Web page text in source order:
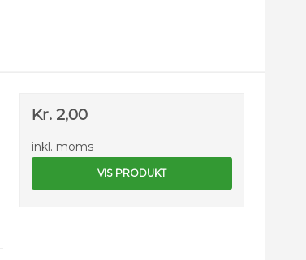
Kr. 2,00
inkl. moms
VIS PRODUKT